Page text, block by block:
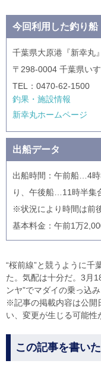
今回利用した釣り船
千葉県大原港『新幸丸』
〒298-0004 千葉県い
TEL：0470-62-1500
釣果・施設情報
新幸丸ホームページ
出船データ
出船時間：午前船…4
り、午後船…11時半集
※状況により時間は前
基本料金：午前1万
“桜前線”と競うように千
た。気配は十分だ。3月
ンヤ”でマダイの乗っ込
※記事の掲載内容は公開
い、変更が生じる可能性
この記事を書い